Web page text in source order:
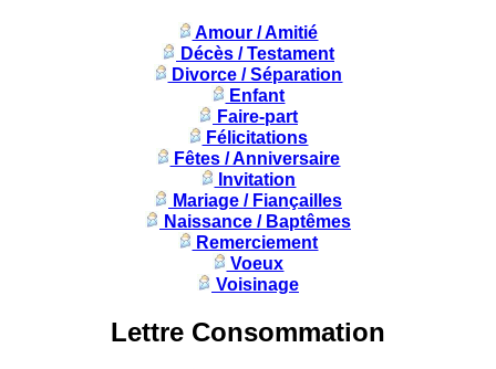
Amour / Amitié
Décès / Testament
Divorce / Séparation
Enfant
Faire-part
Félicitations
Fêtes / Anniversaire
Invitation
Mariage / Fiançailles
Naissance / Baptêmes
Remerciement
Voeux
Voisinage
Lettre Consommation